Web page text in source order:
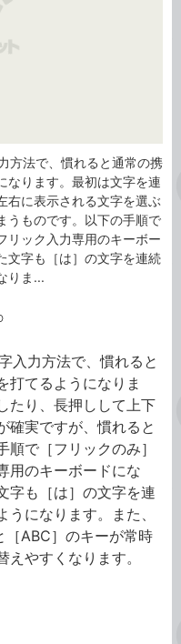
方法で、慣れると通常の携
なります。最初は文字を連
右に表示される文字を選ぶ
うものです。以下の手順で
リック入力専用のキーボー
文字も［は］の文字を連続
りま...
入力方法で、慣れると
打てるようになりま
たり、長押しして上下
確実ですが、慣れると
で［フリックのみ］
用のキーボードにな
字も［は］の文字を連
になります。また、
ABC］のキーが常時
やすくなります。